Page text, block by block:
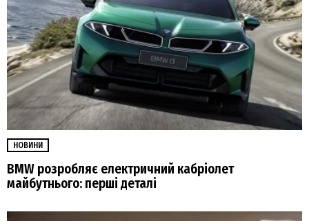
НОВИНИ
BMW розробляє електричний кабріолет
майбутнього: перші деталі